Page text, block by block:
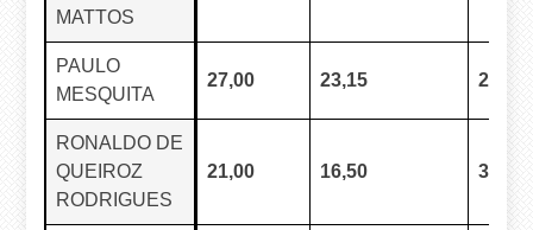
MATTOS
PAULO
MESQUITA
27,00 23,15 29,60
RONALDO DE
QUEIROZ
RODRIGUES
21,00 16,50 30,85